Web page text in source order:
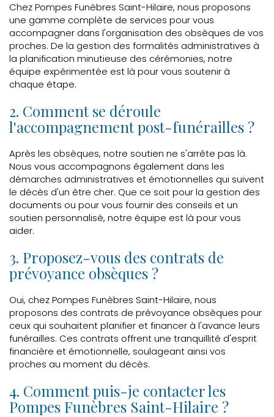
Chez Pompes Funèbres Saint-Hilaire, nous proposons
une gamme complète de services pour vous
accompagner dans l'organisation des obsèques de vos
proches. De la gestion des formalités administratives à
la planification minutieuse des cérémonies, notre
équipe expérimentée est là pour vous soutenir à
chaque étape.
2. Comment se déroule
l'accompagnement post-funérailles ?
Après les obsèques, notre soutien ne s'arrête pas là.
Nous vous accompagnons également dans les
démarches administratives et émotionnelles qui suivent
le décès d'un être cher. Que ce soit pour la gestion des
documents ou pour vous fournir des conseils et un
soutien personnalisé, notre équipe est là pour vous
aider.
3. Proposez-vous des contrats de
prévoyance obsèques ?
Oui, chez Pompes Funèbres Saint-Hilaire, nous
proposons des contrats de prévoyance obsèques pour
ceux qui souhaitent planifier et financer à l'avance leurs
funérailles. Ces contrats offrent une tranquillité d'esprit
financière et émotionnelle, soulageant ainsi vos
proches au moment du décès.
4. Comment puis-je contacter les
Pompes Funèbres Saint-Hilaire ?